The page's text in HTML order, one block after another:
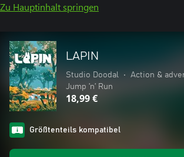
Zu Hauptinhalt springen
LAPIN
Studio Doodal • Action &
Jump ’n’ Run
18,99 €
Größtenteils kompatibel